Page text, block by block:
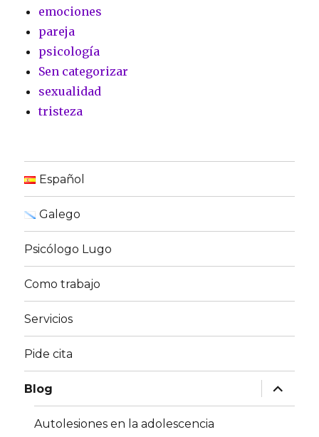
emociones
pareja
psicología
Sen categorizar
sexualidad
tristeza
Español
Galego
Psicólogo Lugo
Como trabajo
Servicios
Pide cita
Blog
expande
el
menú
Autolesiones en la adolescencia